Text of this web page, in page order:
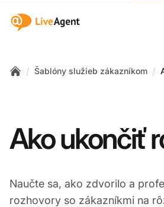
:site.title
/ Šablóny služieb zákazníkom /
Ako ukončiť
Naučte sa, ako zdvorilo a
rozhovory so zákazníkmi na